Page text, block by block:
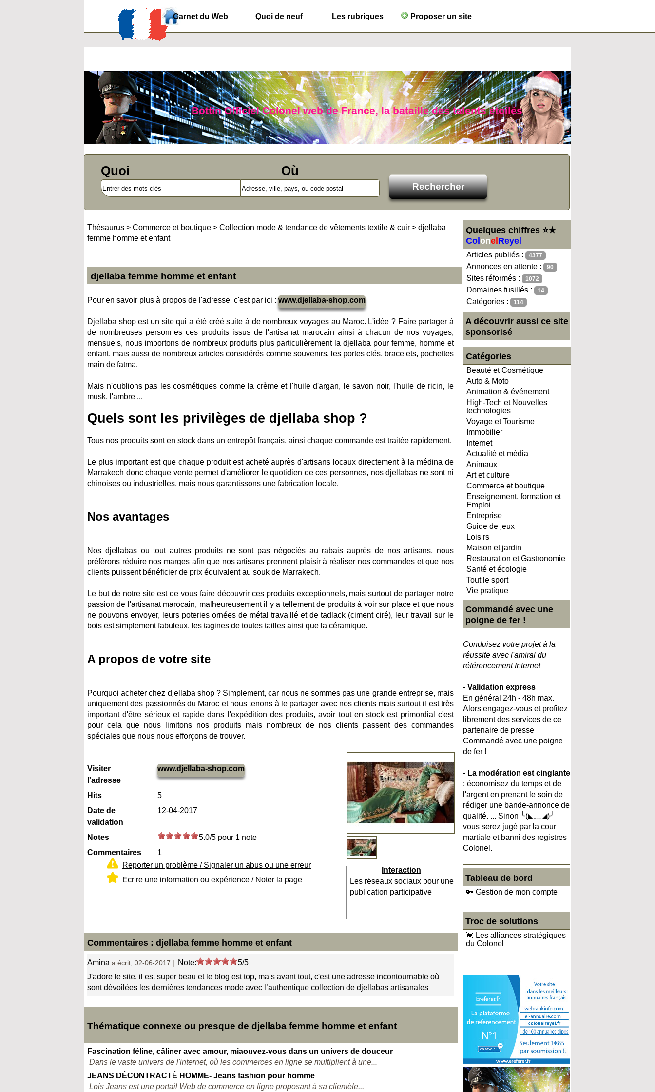
Carnet du Web Quoi de neuf Les rubriques Proposer un site
Bottin Officiel Colonel web de France, la bataille des talents étoilés
Quoi Où
Quelques chiffres ⭐★
Col onel Reyel
Articles publiés : 4377
Annonces en attente : 90
Sites réformés : 1072
Domaines fusillés : 14
Catégories : 114
A découvrir aussi ce site
sponsorisé
Catégories
Beauté et Cosmétique
Auto & Moto
Animation & événement
High-Tech et Nouvelles
technologies
Voyage et Tourisme
Immobilier
Internet
Actualité et média
Animaux
Art et culture
Commerce et boutique
Enseignement, formation et
Emploi
Entreprise
Guide de jeux
Loisirs
Maison et jardin
Restauration et Gastronomie
Santé et écologie
Tout le sport
Vie pratique
Commandé avec une
poigne de fer !
Conduisez votre projet à la
réussite avec l'amiral du
référencement Internet
- Validation express
En général 24h - 48h max.
Alors engagez-vous et profitez
librement des services de ce
partenaire de presse
Commandé avec une poigne
de fer !
- La modération est cinglante
: économisez du temps et de
l'argent en prenant le soin de
rédiger une bande-annonce de
qualité, ... Sinon ╰(◣﹏◢)╯
vous serez jugé par la cour
martiale et banni des registres
Colonel.
Tableau de bord
🔑 Gestion de mon compte
Troc de solutions
💓 Les alliances stratégiques
du Colonel
Thésaurus > Commerce et boutique > Collection mode & tendance de vêtements textile & cuir > djellaba
femme homme et enfant
djellaba femme homme et enfant
Pour en savoir plus à propos de l'adresse, c'est par ici :www.djellaba-shop.com
Djellaba shop est un site qui a été créé suite à de nombreux voyages au Maroc. L'idée ? Faire partager à
de nombreuses personnes ces produits issus de l'artisanat marocain ainsi à chacun de nos voyages,
mensuels, nous importons de nombreux produits plus particulièrement la djellaba pour femme, homme et
enfant, mais aussi de nombreux articles considérés comme souvenirs, les portes clés, bracelets, pochettes
main de fatma.
Mais n'oublions pas les cosmétiques comme la crème et l'huile d'argan, le savon noir, l'huile de ricin, le
musk, l'ambre ...
Quels sont les privilèges de djellaba shop ?
Tous nos produits sont en stock dans un entrepôt français, ainsi chaque commande est traitée rapidement.
Le plus important est que chaque produit est acheté auprès d'artisans locaux directement à la médina de
Marrakech donc chaque vente permet d'améliorer le quotidien de ces personnes, nos djellabas ne sont ni
chinoises ou industrielles, mais nous garantissons une fabrication locale.
Nos avantages
Nos djellabas ou tout autres produits ne sont pas négociés au rabais auprès de nos artisans, nous
préférons réduire nos marges afin que nos artisans prennent plaisir à réaliser nos commandes et que nos
clients puissent bénéficier de prix équivalent au souk de Marrakech.
Le but de notre site est de vous faire découvrir ces produits exceptionnels, maissurtout de partager notre
passion de l'artisanat marocain, malheureusement il y a tellement de produits à voir sur place et que nous
ne pouvons envoyer, leurs poteries ornées de métal travaillé et de tadlack (ciment ciré), leur travail sur le
bois est simplement fabuleux, les tagines de toutes tailles ainsi que la céramique.
A propos de votre site
Pourquoi acheter chez djellaba shop ? Simplement, car nous ne sommes pas une grande entreprise, mais
uniquement des passionnés du Maroc et nous tenons à le partager avec nos clients mais surtout il est très
important d'être sérieux et rapide dans l'expédition des produits, avoir tout en stock est primordial c'est
pour cela que nous limitons nos produits mais nombreux de nos clients passent des commandes
spéciales que nous nous efforçons de trouver.
Visiter
l'adresse
www.djellaba-shop.com
Hits
5
Date de
validation
12-04-2017
Notes
5.0/5 pour 1 note
Commentaires
1
Reporter un problème / Signaler un abus ou une erreur
Ecrire une information ou expérience / Noter la page
Interaction
Les réseaux sociaux pour une
publication participative
Commentaires : djellaba femme homme et enfant
Amina a écrit, 02-06-2017 | Note:
5/5
J'adore le site, il est super beau et le blog est top, mais avant tout, c'est une adresse incontournable où
sont dévoilées les dernières tendances mode avec l’authentique collection de djellabas artisanales
Thématique connexe ou presque de djellaba femme homme et enfant
Fascination féline, câliner avec amour, miaouvez-vous dans un univers de douceur
Dans le vaste univers de l'internet, où les commerces en ligne se multiplient à une...
JEANS DÉCONTRACTÉ HOMME- Jeans fashion pour homme
Lois Jeans est une portail Web de commerce en ligne proposant à sa clientèle...